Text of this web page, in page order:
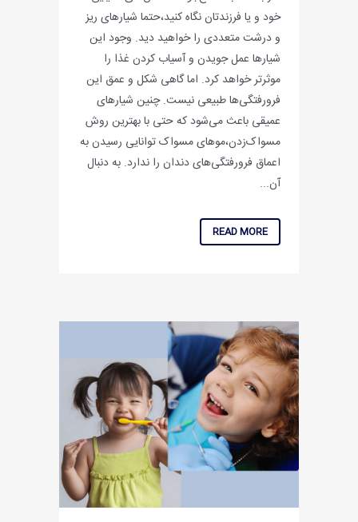
خود و یا فرزندتان نگاه کنید،حتما شیارهای ریز
و درشت متعددی را خواهید دید. وجود این
شیارها عمل جویدن و آسیاب کردن غذا را
موثرتر خواهد کرد. اما گاهی شکل و عمق این
فرورفتگی‌ها طبیعی نیست. چنین شیارهای
عمیقی باعث می‌شود که حتی با بهترین روش
مسواک‌زدن،موهای مسواک توانایی رسیدن به
اعماق فرورفتگی‌های دندان را ندارد. به دنبال
آن...
READ MORE